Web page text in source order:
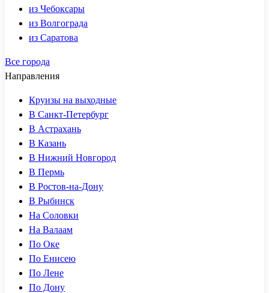
из Чебоксары
из Волгограда
из Саратова
Все города
Направления
Круизы на выходные
В Санкт-Петербург
В Астрахань
В Казань
В Нижний Новгород
В Пермь
В Ростов-на-Дону
В Рыбинск
На Соловки
На Валаам
По Оке
По Енисею
По Лене
По Дону